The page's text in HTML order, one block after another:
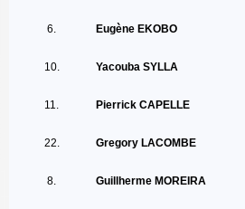
6. Eugène EKOBO
10. Yacouba SYLLA
11. Pierrick CAPELLE
22. Gregory LACOMBE
8. Guillherme MOREIRA